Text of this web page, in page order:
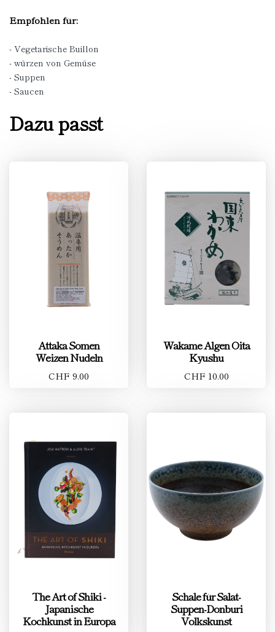
Empfohlen für:
- Vegetarische Buillon
- würzen von Gemüse
- Suppen
- Saucen
Dazu passt
Attaka Somen
Weizen Nudeln
CHF 9.00
Wakame Algen Oita
Kyushu
CHF 10.00
The Art of Shiki -
Japanische
Kochkunst in Europa
Schale für Salat-
Suppen-Donburi
Volkskunst